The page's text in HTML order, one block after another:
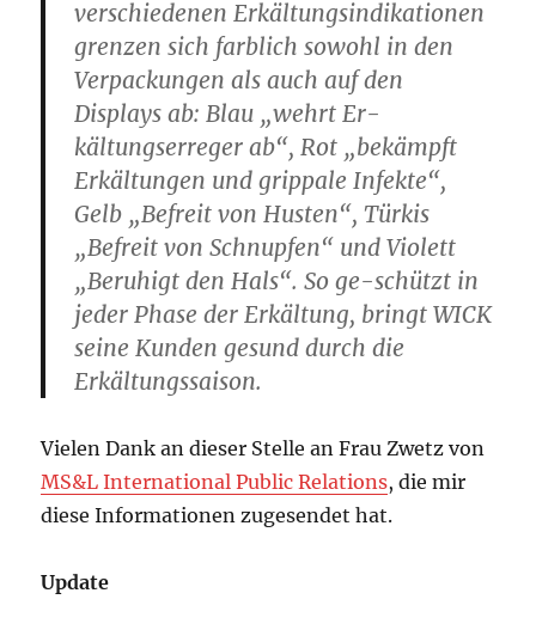
verschiedenen Erkältungsindikationen
grenzen sich farblich sowohl in den
Verpackungen als auch auf den
Displays ab: Blau „wehrt Er-
kältungserreger ab“, Rot „bekämpft
Erkältungen und grippale Infekte“,
Gelb „Befreit von Husten“, Türkis
„Befreit von Schnupfen“ und Violett
„Beruhigt den Hals“. So ge-schützt in
jeder Phase der Erkältung, bringt WICK
seine Kunden gesund durch die
Erkältungssaison.
Vielen Dank an dieser Stelle an Frau Zwetz von
MS&L International Public Relations, die mir
diese Informationen zugesendet hat.
Update